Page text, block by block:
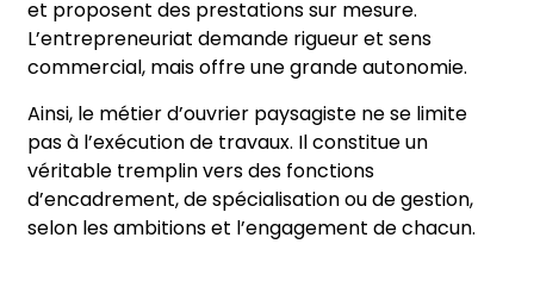
et proposent des prestations sur mesure.
L’entrepreneuriat demande rigueur et sens
commercial, mais offre une grande autonomie.
Ainsi, le métier d’ouvrier paysagiste ne se limite
pas à l’exécution de travaux. Il constitue un
véritable tremplin vers des fonctions
d’encadrement, de spécialisation ou de gestion,
selon les ambitions et l’engagement de chacun.